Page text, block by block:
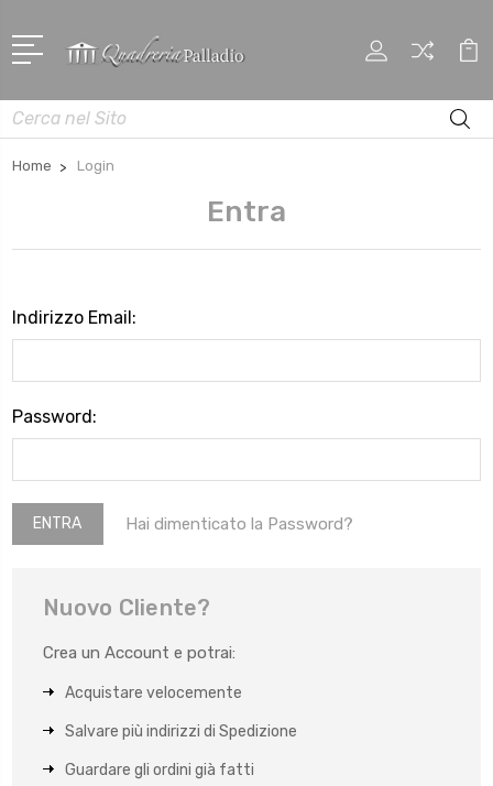
Cerca
Home Login
Entra
Indirizzo Email:
Password:
Hai dimenticato la Password?
Nuovo Cliente?
Crea un Account e potrai:
Acquistare velocemente
Salvare più indirizzi di Spedizione
Guardare gli ordini già fatti